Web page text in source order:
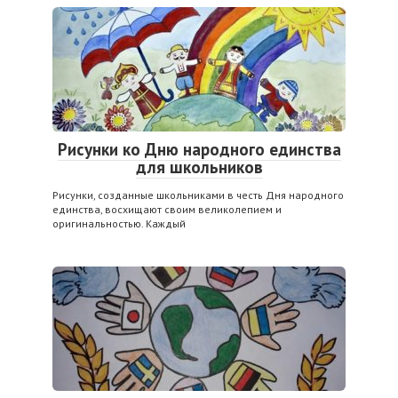
Рисунки ко Дню народного единства
для школьников
Рисунки, созданные школьниками в честь Дня народного
единства, восхищают своим великолепием и
оригинальностью. Каждый